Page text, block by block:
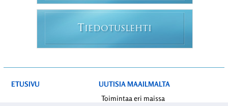
TIEDOTUSLEHTI
ETUSIVU
UUTISIA MAAILMALTA
Toimintaa eri maissa